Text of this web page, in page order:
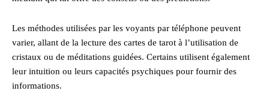
Les méthodes utilisées par les voyants par téléphone peuvent
varier, allant de la lecture des cartes de tarot à l’utilisation de
cristaux ou de méditations guidées. Certains utilisent également
leur intuition ou leurs capacités psychiques pour fournir des
informations.